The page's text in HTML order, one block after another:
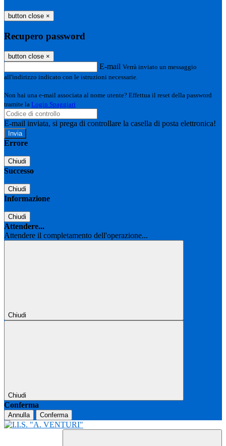
button close ×
Recupero password
button close ×
E-mail Verrà inviato un messaggio
all'indirizzo indicato con le istruzioni necessarie.
Non hai una e-mail associata al nome utente? Effettua il reset della password
tramite la Login Spaggiari
E-mail inviata, si prega di controllare la casella di posta elettronica!
Errore
Chiudi
Successo
Chiudi
Informazione
Chiudi
Attendere...
Attendere il completamento dell'operazione...
Chiudi
Chiudi
Conferma
Annulla Conferma